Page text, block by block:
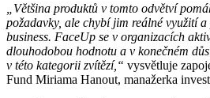
„Většina produktů v tomto odvětví
požadavky, ale chybí jim reálné využití
business. FaceUp se v organizacích
dlouhodobou hodnotu a v konečném
v této kategorii zvítězí,“ vysvětluje
Fund Miriama Hanout, manažerka